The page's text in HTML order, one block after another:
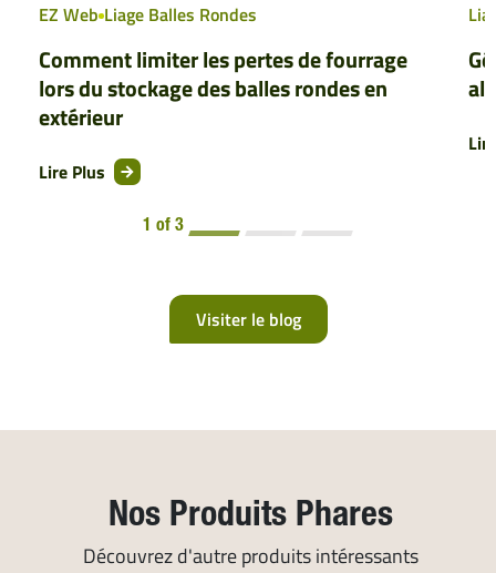
EZ Web Liage Balles Rondes
Comment limiter les pertes de fourrage
lors du stockage des balles rondes en
extérieur
Lire Plus
1 of 3
Visiter le blog
Nos Produits Phares
Découvrez d'autre produits intéressants